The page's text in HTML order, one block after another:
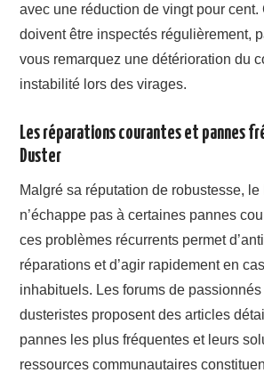
avec une réduction de vingt pour cent.
doivent être inspectés régulièrement,
vous remarquez une détérioration du
instabilité lors des virages.
Les réparations courantes et pannes
Duster
Malgré sa réputation de robustesse,
n’échappe pas à certaines pannes
ces problèmes récurrents permet
réparations et d’agir rapidement en
inhabituels. Les forums de
dusteristes proposent des articles
pannes les plus fréquentes et leurs
ressources communautaires